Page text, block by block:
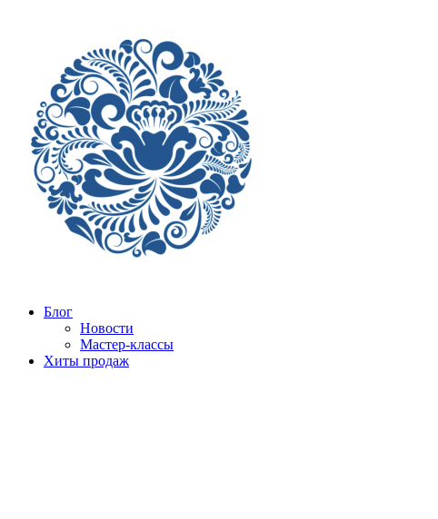
Блог
Новости
Мастер-классы
Хиты продаж